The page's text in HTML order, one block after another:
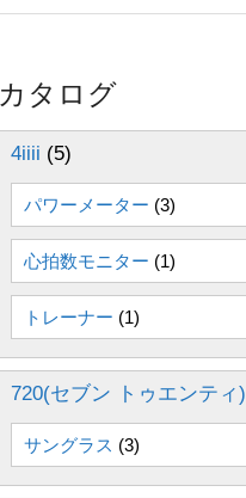
カタログ
4iiii (5)
パワーメーター (3)
心拍数モニター (1)
トレーナー (1)
720(セブン トゥエンティ)
サングラス (3)